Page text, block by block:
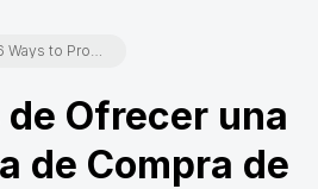
6 Ways to Provide a 5-star Buyer Experience
Ofrecer una
de Compra de